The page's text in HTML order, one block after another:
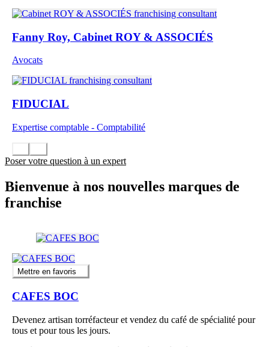
Fanny Roy, Cabinet ROY & ASSOCIÉS
Avocats
FIDUCIAL
Expertise comptable - Comptabilité
Poser votre question à un expert
Bienvenue à nos nouvelles marques de
franchise
Mettre en favoris
CAFES BOC
Devenez artisan torréfacteur et vendez du café de spécialité pour
tous et pour tous les jours.